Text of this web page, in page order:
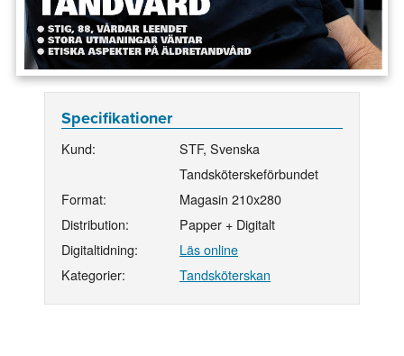
Specifikationer
Kund:
STF, Svenska
Tandsköterskeförbundet
Format:
Magasin 210x280
Distribution:
Papper + Digitalt
Digitaltidning:
Läs online
Kategorier:
Tandsköterskan